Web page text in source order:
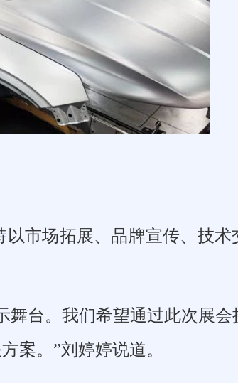
市场拓展、品牌宣传、技术
舞台。我们希望通过此次展会
案。”刘婷婷说道。